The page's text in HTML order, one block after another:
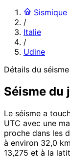
Sismique
/
Italie
/
Udine
Détails du séisme
Séisme du
Le séisme a
UTC avec une
proche dans les
à environ 32,0
13,275 et à la